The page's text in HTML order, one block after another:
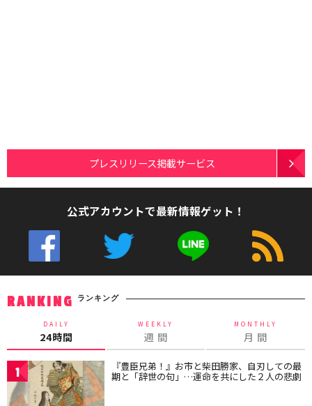
プレスリリース掲載サービス
公式アカウントで最新情報ゲット！
RANKING ランキング
DAILY
24時間
WEEKLY
週 間
MONTHLY
月 間
1 『豊臣兄弟！』お市と柴田勝家、自刃しての最
期と「辞世の句」…運命を共にした２人の悲劇